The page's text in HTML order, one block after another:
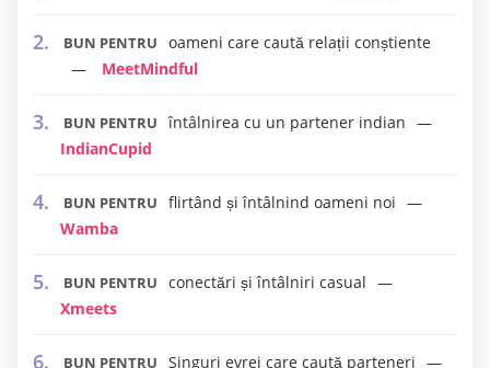
BUN PENTRU
oameni care caută relații conștiente
MeetMindful
BUN PENTRU
întâlnirea cu un partener indian
IndianCupid
BUN PENTRU
flirtând și întâlnind oameni noi
Wamba
BUN PENTRU
conectări și întâlniri casual
Xmeets
BUN PENTRU
Singuri evrei care caută parteneri